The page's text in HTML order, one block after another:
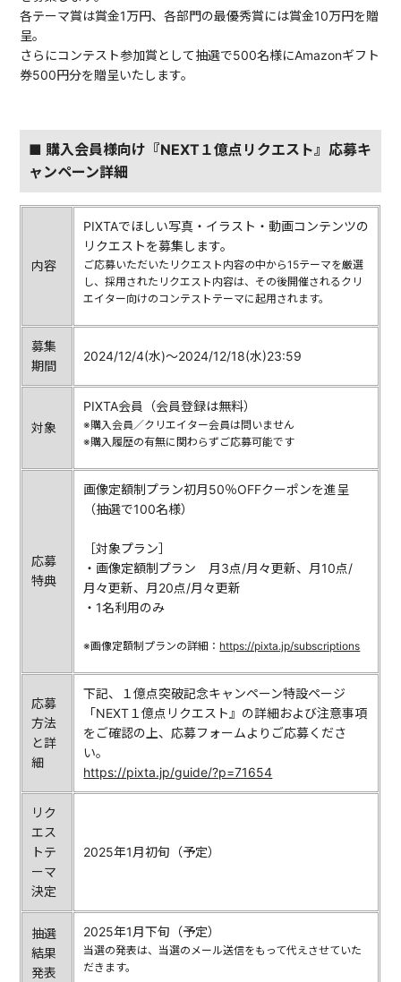
各テーマ賞は賞金1万円、各部門の最優秀賞には賞金10万円を贈
呈。
さらにコンテスト参加賞として抽選で500名様にAmazonギフト
券500円分を贈呈いたします。
■ 購入会員様向け『NEXT１億点リクエスト』応募キ
ャンペーン詳細
内容
PIXTAでほしい写真・イラスト・動画コンテンツの
リクエストを募集します。
ご応募いただいたリクエスト内容の中から15テーマを厳選
し、採用されたリクエスト内容は、その後開催されるクリ
エイター向けのコンテストテーマに起用されます。
募集
期間
2024/12/4(水)〜2024/12/18(水)23:59
対象
PIXTA会員（会員登録は無料）
※購入会員／クリエイター会員は問いません
※購入履歴の有無に関わらずご応募可能です
応募
特典
画像定額制プラン初月50％OFFクーポンを進呈
（抽選で100名様）
［対象プラン］
・画像定額制プラン 月3点/月々更新、月10点/
月々更新、月20点/月々更新
・1名利用のみ
※画像定額制プランの詳細： https://pixta.jp/subscriptions
応募
方法
と詳
細
下記、１億点突破記念キャンペーン特設ページ
「NEXT１億点リクエスト』の詳細および注意事項
をご確認の上、応募フォームよりご応募くださ
い。
https://pixta.jp/guide/?p=71654
リク
エス
トテ
ーマ
決定
2025年1月初旬（予定）
抽選
結果
発表
2025年1月下旬（予定）
当選の発表は、当選のメール送信をもって代えさせていた
だきます。